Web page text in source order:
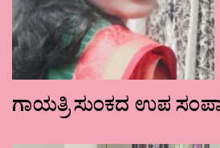
ಗಾಯತ್ರಿ ಸುಂಕದ ಉಪ